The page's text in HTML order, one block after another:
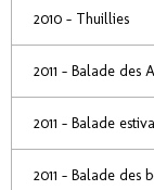
2010 - Thuillies
2011 - Balade des
2011 - Balade
2011 - Balade des